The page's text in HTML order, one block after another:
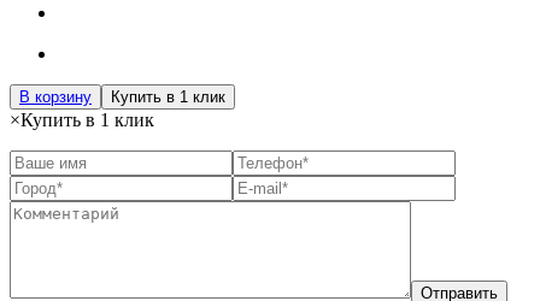
В корзину Купить в 1 клик
×Купить в 1 клик